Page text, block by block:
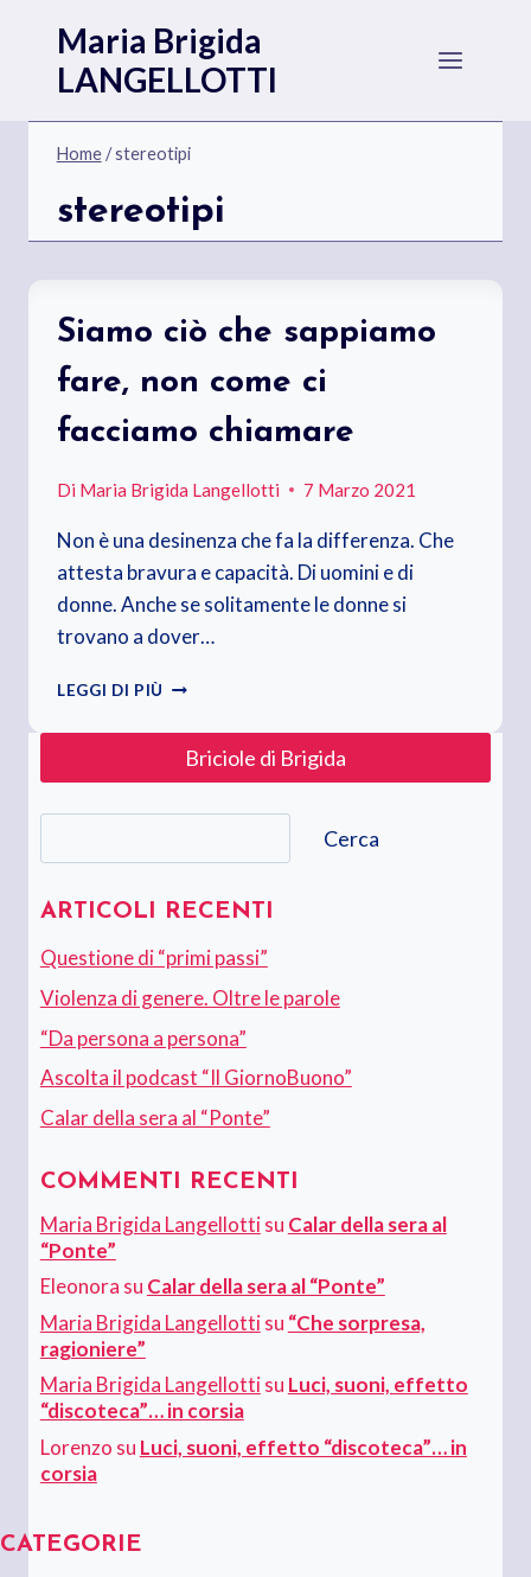
contenuto
Maria Brigida
LANGELLOTTI
Home/stereotipi
stereotipi
Siamo ciò che sappiamo
fare, non come ci
facciamo chiamare
Di Maria Brigida Langellotti 7 Marzo 2021
Non è una desinenza che fa la differenza. Che
attesta bravura e capacità. Di uomini e di
donne. Anche se solitamente le donne si
trovano a dover…
LEGGI DI PIÙ SIAMO
CHE
SAPPIAMO
FARE,
CHIAMARE
Briciole di Brigida
Cerca
ARTICOLI RECENTI
Questione di “primi passi”
Violenza di genere. Oltre le parole
“Da persona a persona”
Ascolta il podcast “Il GiornoBuono”
Calar della sera al “Ponte”
COMMENTI RECENTI
Maria Brigida Langellottisu Calar della sera al
“Ponte”
Eleonora su Calar della sera al “Ponte”
Maria Brigida Langellottisu “Che sorpresa,
ragioniere”
Maria Brigida Langellottisu Luci, suoni, effetto
“discoteca”… in corsia
Lorenzo su Luci, suoni, effetto “discoteca”… in
corsia
CATEGORIE